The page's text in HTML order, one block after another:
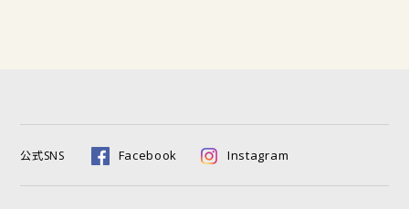
公式SNS Facebook Instagram